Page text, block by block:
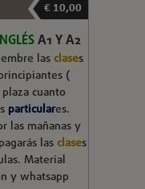
€ 10,00
A1 Y A2
lasclases
(
cuanto
s particulares.
las mañanas y
lasclases
Material
y whatsapp